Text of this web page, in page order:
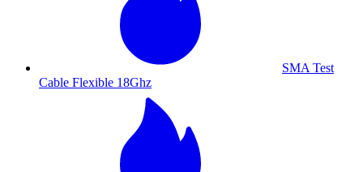
SMA Test
Cable Flexible 18Ghz